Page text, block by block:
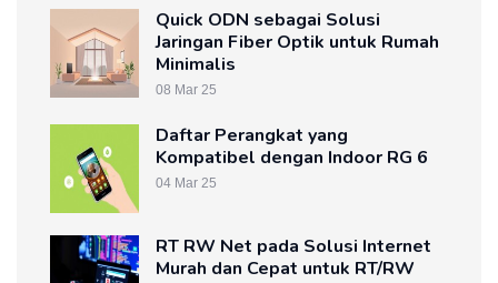
Quick ODN sebagai Solusi
Jaringan Fiber Optik untuk Rumah
Minimalis
08 Mar 25
Daftar Perangkat yang
Kompatibel dengan Indoor RG 6
04 Mar 25
RT RW Net pada Solusi Internet
Murah dan Cepat untuk RT/RW